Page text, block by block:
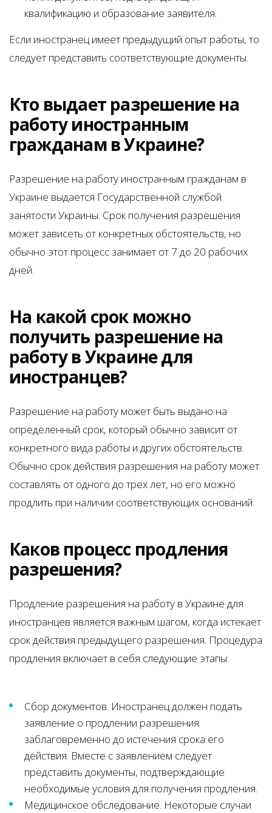
квалификацию и образование заявителя.
Если иностранец имеет предыдущий опыт работы, то
следует представить соответствующие документы.
Кто выдает разрешение на
работу иностранным
гражданам в Украине?
Разрешение на работу иностранным гражданам в
Украине выдается Государственной службой
занятости Украины. Срок получения разрешения
может зависеть от конкретных обстоятельств, но
обычно этот процесс занимает от 7 до 20 рабочих
дней.
На какой срок можно
получить разрешение на
работу в Украине для
иностранцев?
Разрешение на работу может быть выдано на
определенный срок, который обычно зависит от
конкретного вида работы и других обстоятельств.
Обычно срок действия разрешения на работу может
составлять от одного до трех лет, но его можно
продлить при наличии соответствующих оснований.
Каков процесс продления
разрешения?
Продление разрешения на работу в Украине для
иностранцев является важным шагом, когда истекает
срок действия предыдущего разрешения. Процедура
продления включает в себя следующие этапы:
Сбор документов. Иностранец должен подать
заявление о продлении разрешения
заблаговременно до истечения срока его
действия. Вместе с заявлением следует
представить документы, подтверждающие
необходимые условия для получения продления.
Медицинское обследование. Некоторые случаи